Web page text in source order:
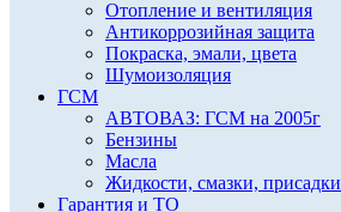
Отопление и вентиляция
Антикоррозийная защита
Покраска, эмали, цвета
Шумоизоляция
ГСМ
АВТОВАЗ: ГСМ на 2005г
Бензины
Масла
Жидкости, смазки, присадки
Гарантия и ТО